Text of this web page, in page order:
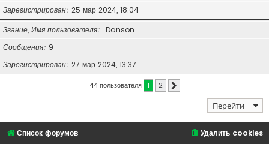
Зарегистрирован 25 мар 2024, 18:04
Звание, Имя пользователя
Danson
Сообщения 9
Зарегистрирован 27 мар 2024, 13:37
44 пользователя 1 2
Перейти
Список форумов Удалить cookies